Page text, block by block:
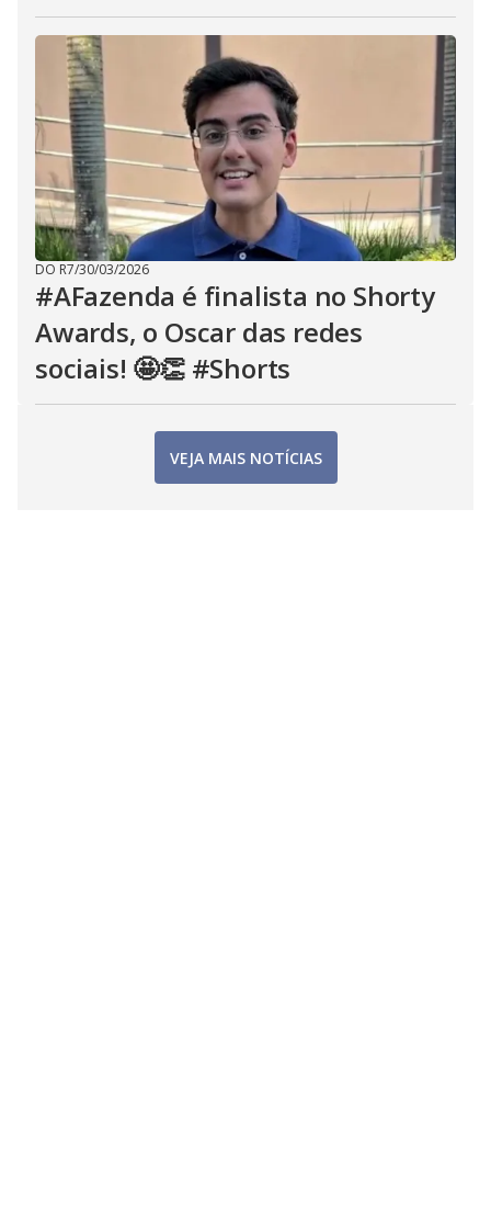
DO R7/30/03/2026
#AFazenda é finalista no Shorty
Awards, o Oscar das redes
sociais! 🤩👏 #Shorts
VEJA MAIS NOTÍCIAS